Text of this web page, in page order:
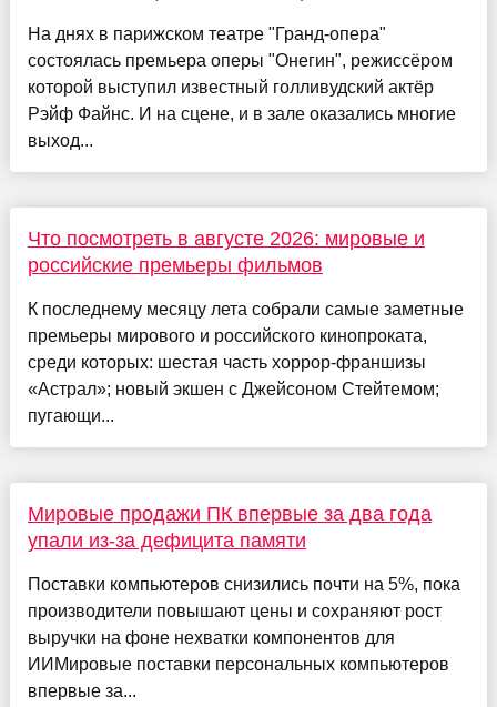
На днях в парижском театре "Гранд-опера"
состоялась премьера оперы "Онегин", режиссёром
которой выступил известный голливудский актёр
Рэйф Файнс. И на сцене, и в зале оказались многие
выход...
Что посмотреть в августе 2026: мировые и
российские премьеры фильмов
К последнему месяцу лета собрали самые заметные
премьеры мирового и российского кинопроката,
среди которых: шестая часть хоррор-франшизы
«Астрал»; новый экшен с Джейсоном Стейтемом;
пугающи...
Мировые продажи ПК впервые за два года
упали из-за дефицита памяти
Поставки компьютеров снизились почти на 5%, пока
производители повышают цены и сохраняют рост
выручки на фоне нехватки компонентов для
ИИМировые поставки персональных компьютеров
впервые за...